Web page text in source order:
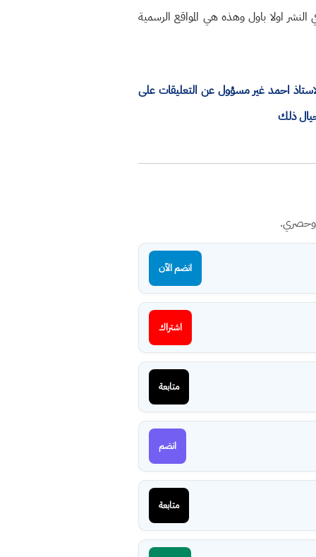
اولا باول وهذه هي المواقع الرسمية
احمد غير مسؤول عن التعليقات على
ذلك
وحصري.
انضم الآن
اشتراك
متابعة
انضم
متابعة